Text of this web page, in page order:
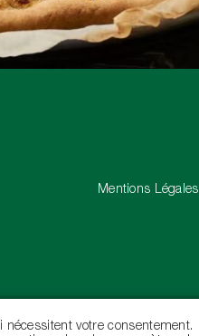
Mentions Légales